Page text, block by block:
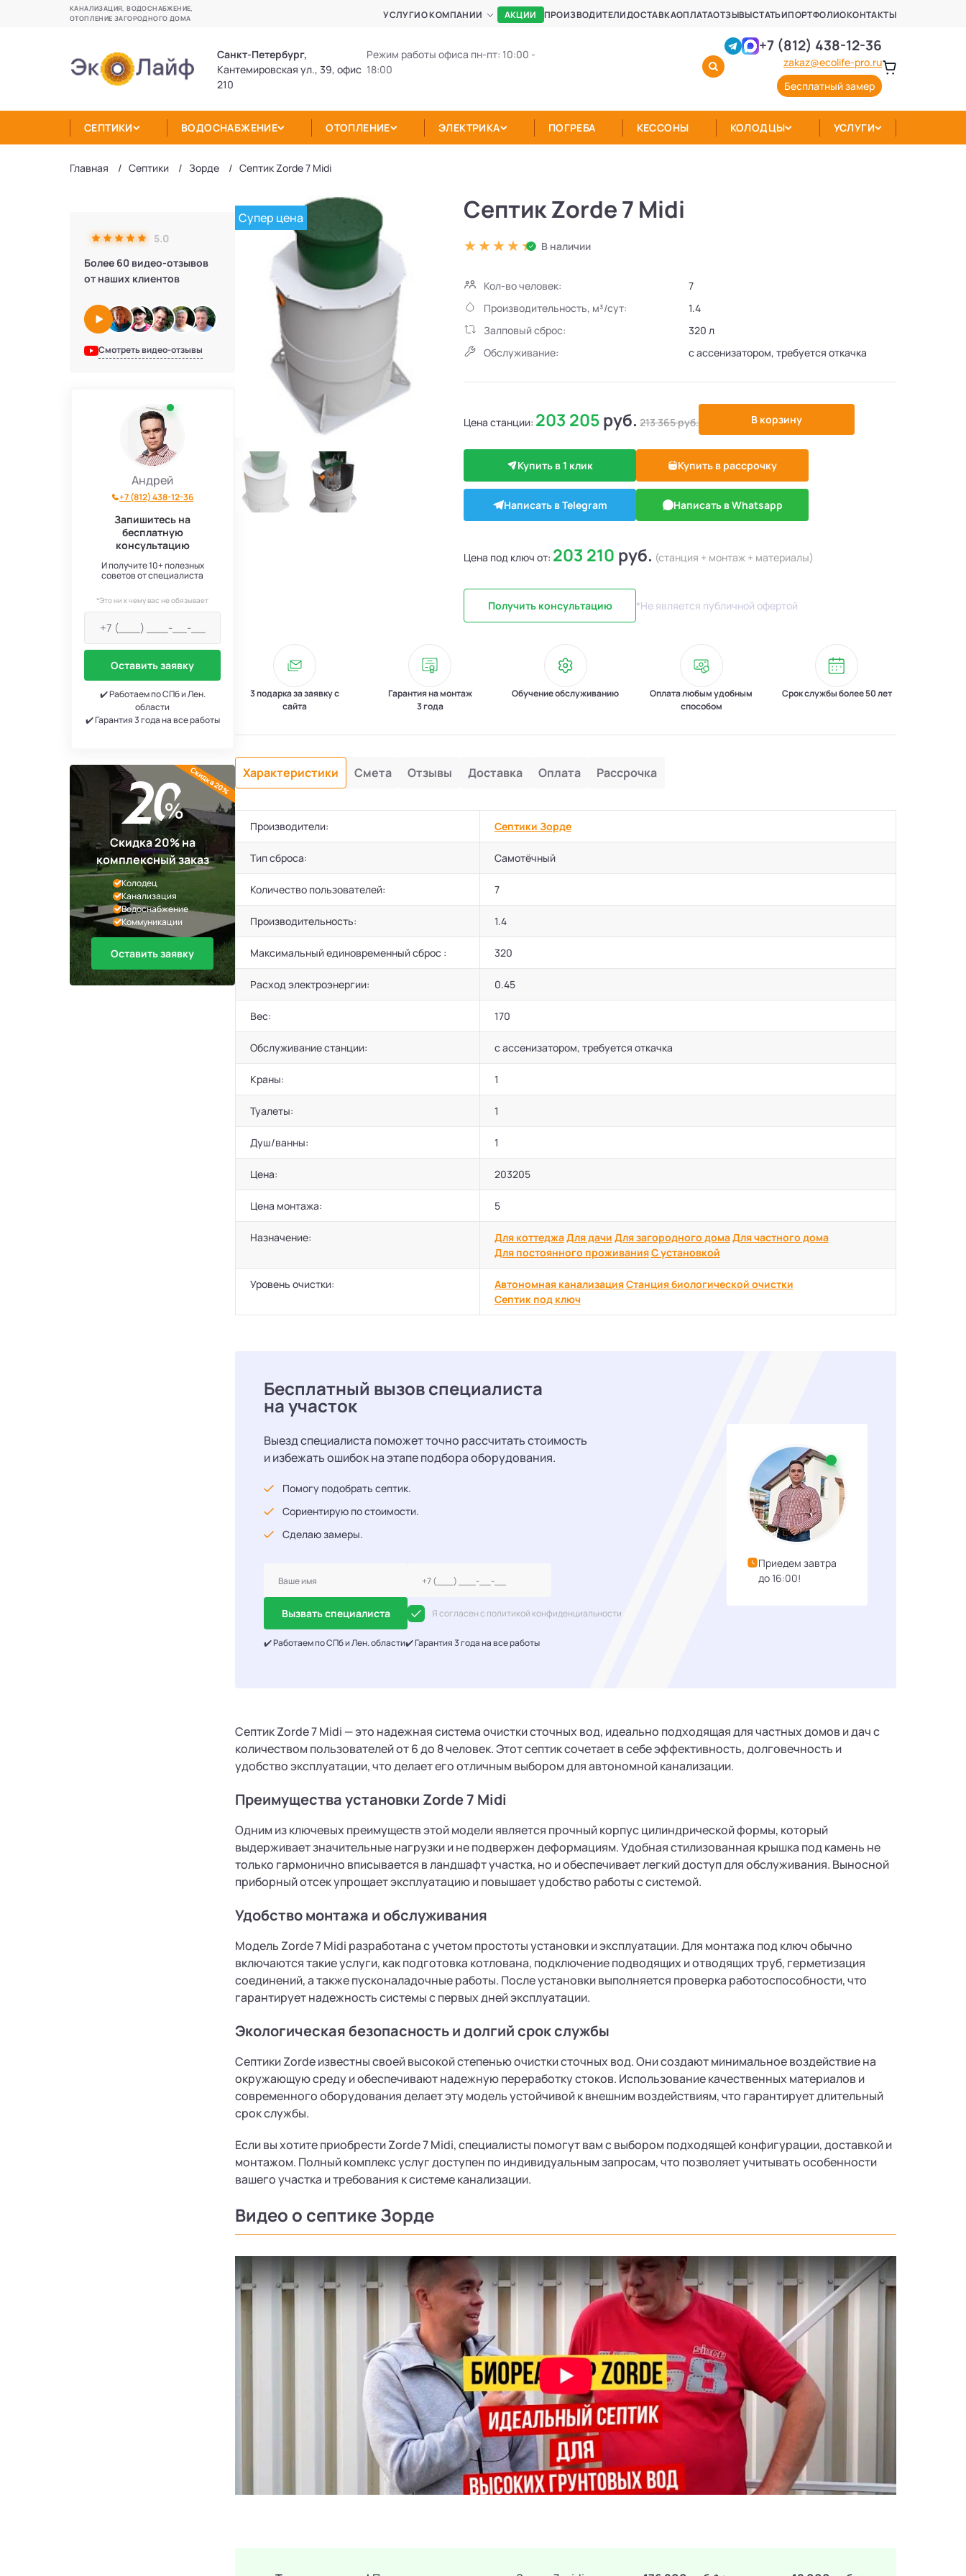
КАНАЛИЗАЦИЯ, ВОДОСНАБЖЕНИЕ,
ОТОПЛЕНИЕ ЗАГОРОДНОГО ДОМА
УСЛУГИО КОМПАНИИ АКЦИИ ПРОИЗВОДИТЕЛИДОСТАВКАОПЛАТАОТЗЫВЫСТАТЬИПОРТФОЛИОКОНТАКТЫ
Санкт-Петербург,
Кантемировская ул., 39, офис
210
Режим работы офиса пн-пт: 10:00 -
18:00
+7 (812) 438-12-36
zakaz@ecolife-pro.ru
Бесплатный замер
СЕПТИКИ ВОДОСНАБЖЕНИЕ ОТОПЛЕНИЕ ЭЛЕКТРИКА ПОГРЕБА КЕССОНЫ КОЛОДЦЫ УСЛУГИ
Главная Септики Зорде Септик Zorde 7 Midi
5.0
Более 60 видео-отзывов
от наших клиентов
Смотреть видео-отзывы
Андрей
+7 (812) 438-12-36
Запишитесь на
бесплатную
консультацию
И получите 10+ полезных
советов от специалиста
*Это ни к чему вас не обязывает
Оставить заявку
✔️ Работаем по СПб и Лен.
области
✔️ Гарантия 3 года на все работы
Скидка 20% на
комплексный заказ
Колодец
Канализация
Водоснабжение
Коммуникации
Оставить заявку
Скидка 20%
Супер цена Септик Zorde 7 Midi
В наличии
Кол-во человек:
7
Производительность, м³/сут:
1.4
Залповый сброс:
320 л
Обслуживание:
с ассенизатором, требуется откачка
Цена станции: 203 205руб. 213 365руб. В корзину
Купить в 1 клик Купить в рассрочку
Написать в Telegram Написать в Whatsapp
Цена под ключ от: 203 210 руб. (станция + монтаж + материалы)
Получить консультацию *Не является публичной офертой
3 подарка за заявку с
сайта
Гарантия на монтаж
3 года
Обучение обслуживанию
Оплата любым удобным
способом
Срок службы более 50 лет
Характеристики Смета Отзывы Доставка Оплата Рассрочка
Производители: Септики Зорде
Тип сброса: Самотёчный
Количество пользователей: 7
Производительность: 1.4
Максимальный единовременный сброс : 320
Расход электроэнергии: 0.45
Вес: 170
Обслуживание станции: с ассенизатором, требуется откачка
Краны: 1
Туалеты: 1
Душ/ванны: 1
Цена: 203205
Цена монтажа: 5
Назначение: Для коттеджаДля дачи Для загородного домаДля частного дома
Для постоянного проживанияС установкой
Уровень очистки: Автономная канализацияСтанция биологической очистки
Септик под ключ
Бесплатный вызов специалиста
на участок
Выезд специалиста поможет точно рассчитать стоимость
и избежать ошибок на этапе подбора оборудования.
Помогу подобрать септик.
Сориентирую по стоимости.
Сделаю замеры.
Вызвать специалиста Я согласен с политикой конфиденциальности
✔️ Работаем по СПб и Лен. области✔️ Гарантия 3 года на все работы
Приедем завтра
до 16:00!
Септик Zorde 7 Midi — это надежная система очистки сточных вод, идеально подходящая для частных домов и дач с
количеством пользователей от 6 до 8 человек. Этот септик сочетает в себе эффективность, долговечность и
удобство эксплуатации, что делает его отличным выбором для автономной канализации.
Преимущества установки Zorde 7 Midi
Одним из ключевых преимуществ этой модели является прочный корпус цилиндрической формы, который
выдерживает значительные нагрузки и не подвержен деформациям. Удобная стилизованная крышка под камень не
только гармонично вписывается в ландшафт участка, но и обеспечивает легкий доступ для обслуживания. Выносной
приборный отсек упрощает эксплуатацию и повышает удобство работы с системой.
Удобство монтажа и обслуживания
Модель Zorde 7 Midi разработана с учетом простоты установки и эксплуатации. Для монтажа под ключ обычно
включаются такие услуги, как подготовка котлована, подключение подводящих и отводящих труб, герметизация
соединений, а также пусконаладочные работы. После установки выполняется проверка работоспособности, что
гарантирует надежность системы с первых дней эксплуатации​.
Экологическая безопасность и долгий срок службы
Септики Zorde известны своей высокой степенью очистки сточных вод. Они создают минимальное воздействие на
окружающую среду и обеспечивают надежную переработку стоков. Использование качественных материалов и
современного оборудования делает эту модель устойчивой к внешним воздействиям, что гарантирует длительный
срок службы​.
Если вы хотите приобрести Zorde 7 Midi, специалисты помогут вам с выбором подходящей конфигурации, доставкой и
монтажом. Полный комплекс услуг доступен по индивидуальным запросам, что позволяет учитывать особенности
вашего участка и требования к системе канализации.
Видео о септике Зорде